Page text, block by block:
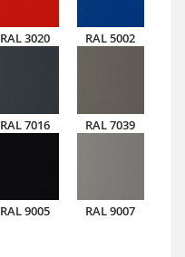
RAL 3020 RAL 5002
RAL 7016 RAL 7039
RAL 9005 RAL 9007